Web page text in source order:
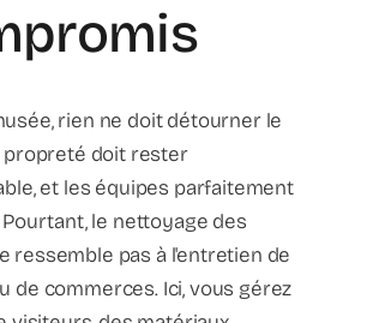
rien ne doit détourner le
propreté doit rester
et les équipes parfaitement
le nettoyage des
ressemble pas à l'entretien de
de commerces. Ici, vous gérez